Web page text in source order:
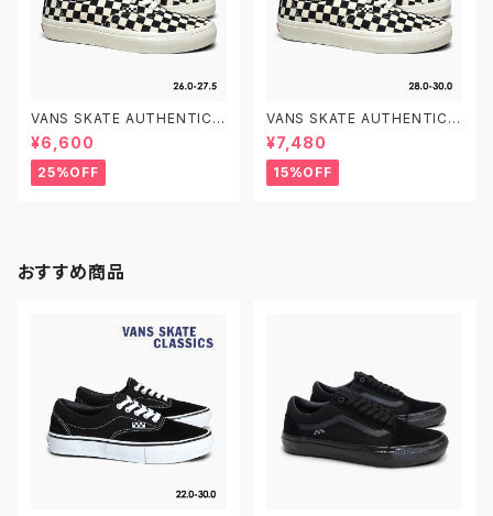
VANS SKATE AUTHENTIC V
N0A5FC8FS8 26.0-27.5 CH
ECKERBOARD MARSHMALL
OW ヴァンズ スケート オーセン
ティック スケシュー スケートシ
¥6,600
25%OFF
VANS SKATE AUTHENTIC V
N0A5FC8FS8 28.0-30.0 C
HECKERBOARD MARSHMA
LLOW ヴァンズ スケート オー
センティック スケシュー スケー
¥7,480
15%OFF
おすすめ商品